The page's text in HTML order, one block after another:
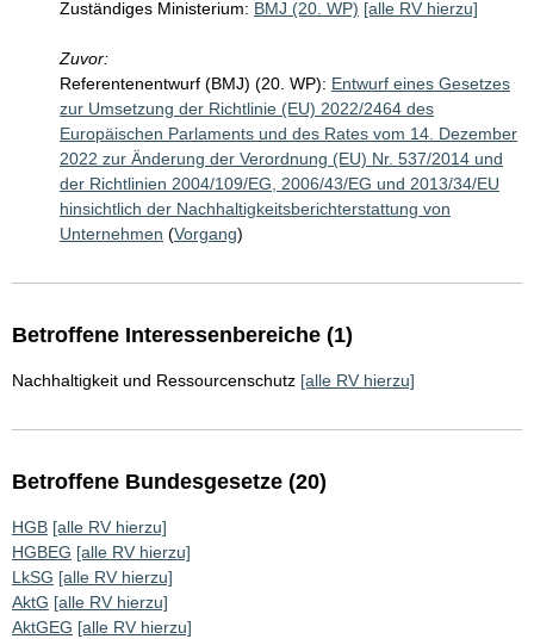
Zuständiges Ministerium: BMJ (20. WP) [alle RV hierzu]
Zuvor:
Referentenentwurf (BMJ) (20. WP): Entwurf eines Gesetzes
zur Umsetzung der Richtlinie (EU) 2022/2464 des
Europäischen Parlaments und des Rates vom 14. Dezember
2022 zur Änderung der Verordnung (EU) Nr. 537/2014 und
der Richtlinien 2004/109/EG, 2006/43/EG und 2013/34/EU
hinsichtlich der Nachhaltigkeitsberichterstattung von
Unternehmen (Vorgang)
Betroffene Interessenbereiche (1)
Nachhaltigkeit und Ressourcenschutz [alle RV hierzu]
Betroffene Bundesgesetze (20)
HGB [alle RV hierzu]
HGBEG [alle RV hierzu]
LkSG [alle RV hierzu]
AktG [alle RV hierzu]
AktGEG [alle RV hierzu]